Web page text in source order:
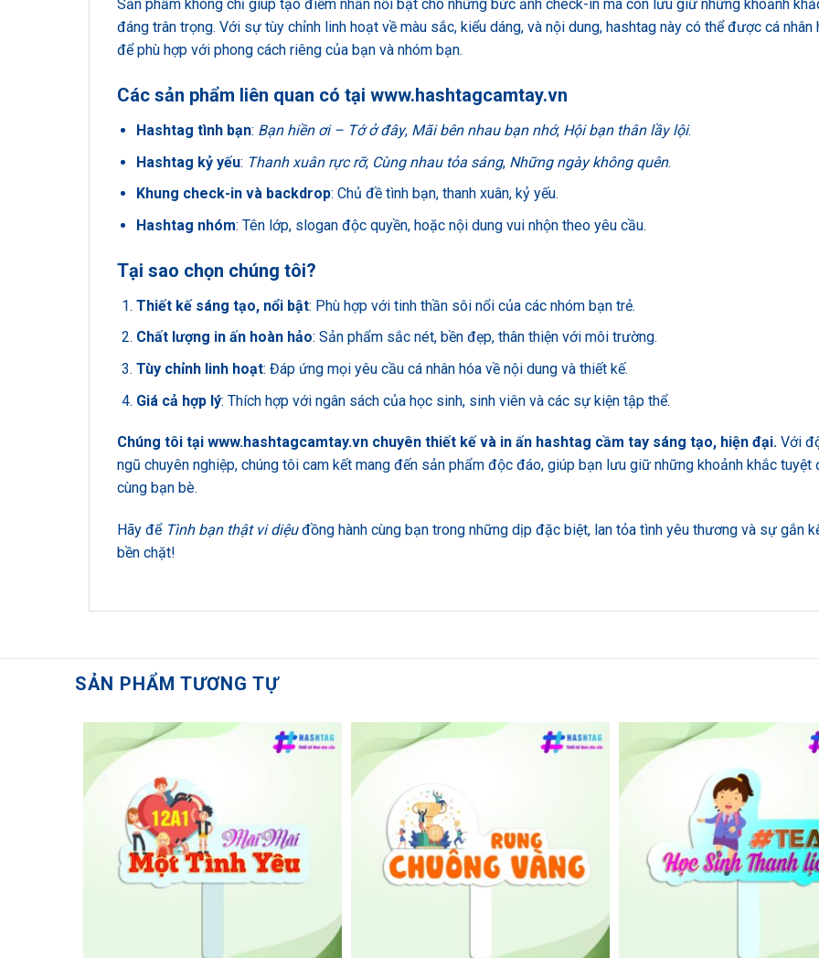
Sản phẩm không chỉ giúp tạo điểm nhấn nổi bật cho những bức ảnh check-in mà còn lưu giữ những khoảnh
đáng trân trọng. Với sự tùy chỉnh linh hoạt về màu sắc, kiểu dáng, và nội dung, hashtag này có thể được cá nhân
để phù hợp với phong cách riêng của bạn và nhóm bạn.
Các sản phẩm liên quan có tại www.hashtagcamtay.vn
Hashtag tình bạn: Bạn hiền ơi – Tớ ở đây, Mãi bên nhau bạn nhớ, Hội bạn thân lầy lội.
Hashtag kỷ yếu: Thanh xuân rực rỡ, Cùng nhau tỏa sáng, Những ngày không quên.
Khung check-in và backdrop: Chủ đề tình bạn, thanh xuân, kỷ yếu.
Hashtag nhóm: Tên lớp, slogan độc quyền, hoặc nội dung vui nhộn theo yêu cầu.
Tại sao chọn chúng tôi?
Thiết kế sáng tạo, nổi bật: Phù hợp với tinh thần sôi nổi của các nhóm bạn trẻ.
Chất lượng in ấn hoàn hảo: Sản phẩm sắc nét, bền đẹp, thân thiện với môi trường.
Tùy chỉnh linh hoạt: Đáp ứng mọi yêu cầu cá nhân hóa về nội dung và thiết kế.
Giá cả hợp lý: Thích hợp với ngân sách của học sinh, sinh viên và các sự kiện tập thể.
Chúng tôi tại www.hashtagcamtay.vn chuyên thiết kế và in ấn hashtag cầm tay sáng tạo, hiện đại. Với
ngũ chuyên nghiệp, chúng tôi cam kết mang đến sản phẩm độc đáo, giúp bạn lưu giữ những khoảnh khắc tuyệt
cùng bạn bè.
Hãy để Tình bạn thật vi diệuđồng hành cùng bạn trong những dịp đặc biệt, lan tỏa tình yêu thương và sự gắn
bền chặt!
SẢN PHẨM TƯƠNG TỰ